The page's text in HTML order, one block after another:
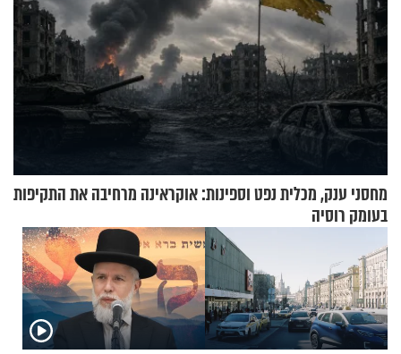
מחסני ענק, מכלית נפט וספינות: אוקראינה מרחיבה את התקיפות
בעומק רוסיה